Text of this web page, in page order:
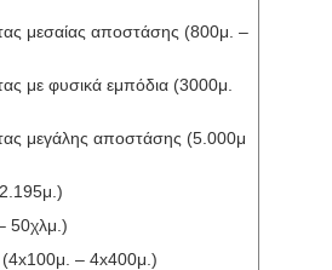
μεσαίας αποστάσης (800μ. –
με φυσικά εμπόδια (3000μ.
μεγάλης αποστάσης (5.000μ
50χλμ.)
(4x100μ. – 4x400μ.)